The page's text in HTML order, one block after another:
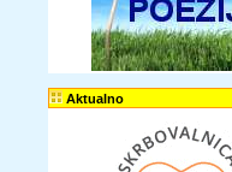
Aktualno